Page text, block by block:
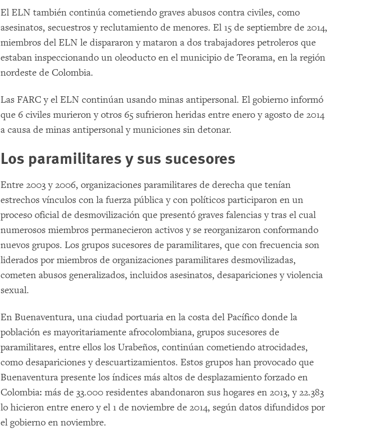
El ELN también continúa cometiendo graves abusos contra civiles, como
asesinatos, secuestros y reclutamiento de menores. El 15 de septiembre de 2014,
miembros del ELN le dispararon y mataron a dos trabajadores petroleros que
estaban inspeccionando un oleoducto en el municipio de Teorama, en la región
nordeste de Colombia.
Las FARC y el ELN continúan usando minas antipersonal. El gobierno informó
que 6 civiles murieron y otros 65 sufrieron heridas entre enero y agosto de 2014
a causa de minas antipersonal y municiones sin detonar.
Los paramilitares y sus sucesores
Entre 2003 y 2006, organizaciones paramilitares de derecha que tenían
estrechos vínculos con la fuerza pública y con políticos participaron en un
proceso oficial de desmovilización que presentó graves falencias y tras el cual
numerosos miembros permanecieron activos y se reorganizaron conformando
nuevos grupos. Los grupos sucesores de paramilitares, que con frecuencia son
liderados por miembros de organizaciones paramilitares desmovilizadas,
cometen abusos generalizados, incluidos asesinatos, desapariciones y violencia
sexual.
En Buenaventura, una ciudad portuaria en la costa del Pacífico donde la
población es mayoritariamente afrocolombiana, grupos sucesores de
paramilitares, entre ellos los Urabeños, continúan cometiendo atrocidades,
como desapariciones y descuartizamientos. Estos grupos han provocado que
Buenaventura presente los índices más altos de desplazamiento forzado en
Colombia: más de 33.000 residentes abandonaron sus hogares en 2013, y 22.383
lo hicieron entre enero y el 1 de noviembre de 2014, según datos difundidos por
el gobierno en noviembre.